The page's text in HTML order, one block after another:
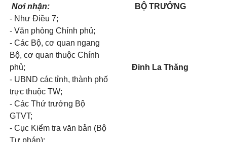
Nơi nhận:
- Như Điều 7;
- Văn phòng Chính phủ;
- Các Bộ, cơ quan ngang
Bộ, cơ quan thuộc Chính
phủ;
- UBND các tỉnh, thành phố
trực thuộc TW;
- Các Thứ trưởng Bộ
GTVT;
- Cục Kiểm tra văn bản (Bộ
Tư pháp);
BỘ TRƯỞNG
Đinh La Thăng